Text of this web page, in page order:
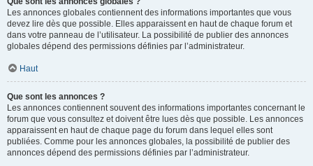
Les annonces globales contiennent des informations importantes que vous
devez lire dès que possible. Elles apparaissent en haut de chaque forum et
dans votre panneau de l’utilisateur. La possibilité de publier des annonces
globales dépend des permissions définies par l’administrateur.
Haut
Que sont les annonces ?
Les annonces contiennent souvent des informations importantes concernant le
forum que vous consultez et doivent être lues dès que possible. Les annonces
apparaissent en haut de chaque page du forum dans lequel elles sont
publiées. Comme pour les annonces globales, la possibilité de publier des
annonces dépend des permissions définies par l’administrateur.